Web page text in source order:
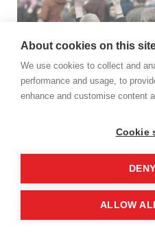
SNITTS
Innovation by
MAJ 21-24 2024
About cookies on this
We use cookies to collect and
performance and usage, to
enhance and customise content
Cookie
ALLOW